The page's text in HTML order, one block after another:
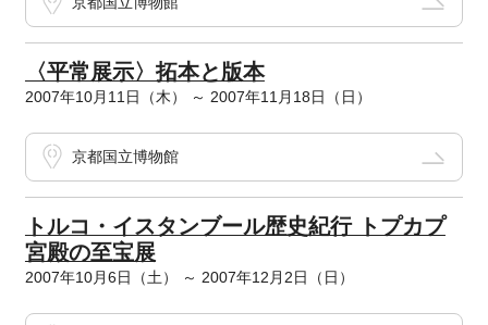
〈平常展示〉拓本と版本
2007年10月11日（木） ～ 2007年11月18日（日）
京都国立博物館
トルコ・イスタンブール歴史紀行 トプカプ
宮殿の至宝展
2007年10月6日（土） ～ 2007年12月2日（日）